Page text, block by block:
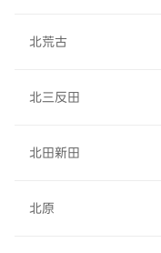
北荒古
北三反田
北田新田
北原